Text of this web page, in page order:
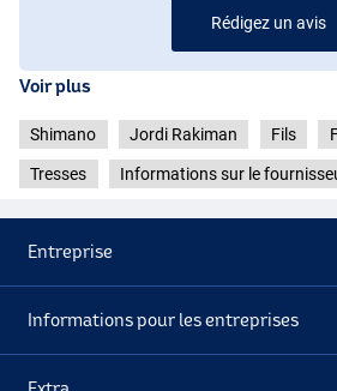
Rédigez un avis
Voir plus
Shimano Jordi Rakiman Fils
Tresses Informations sur le
Entreprise
Informations pour les entreprises